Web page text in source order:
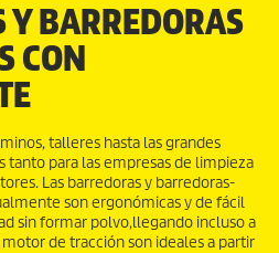
Y BARREDORAS
CON
talleres hasta las grandes
tanto para las empresas de limpieza
Las barredoras y barredoras-
son ergonómicas y de fácil
sin formar polvo,llegando incluso a
motor de tracción son ideales a partir